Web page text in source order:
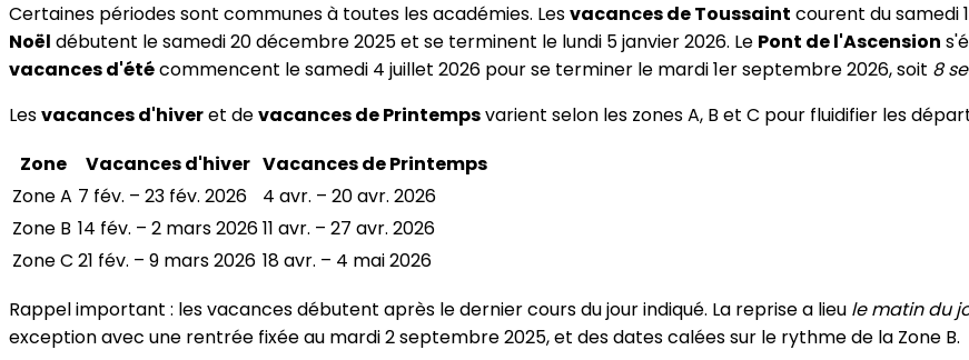
Certaines périodes sont communes à toutes les académies. Lesvacances de Toussaint courent du samedi
Noël débutent le samedi 20 décembre 2025 et se terminent le lundi 5 janvier 2026. Le Pont de l'Ascension
vacances d'étécommencent le samedi 4 juillet 2026 pour se terminer le mardi 1er septembre 2026, soit 8
Lesvacances d'hiveret devacances de Printempsvarient selon les zones A, B et C pour fluidifier les
Zone
Vacances d'hiver Vacances de Printemps
Zone A 7 fév. – 23 fév. 2026
4 avr. – 20 avr. 2026
Zone B 14 fév. – 2 mars 202611 avr. – 27 avr. 2026
Zone C 21 fév. – 9 mars 2026 18 avr. – 4 mai 2026
Rappel important : les vacances débutent après le dernier cours du jour indiqué. La reprise a lieu le matin du
exception avec une rentrée fixée au mardi 2 septembre 2025, et des dates calées sur le rythme de la Zone B.